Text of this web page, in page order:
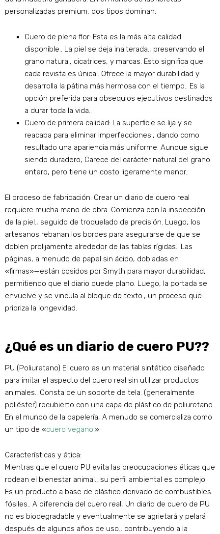
personalizadas premium, dos tipos dominan:
Cuero de plena flor: Esta es la más alta calidad
disponible.. La piel se deja inalterada., preservando el
grano natural, cicatrices, y marcas. Esto significa que
cada revista es única.. Ofrece la mayor durabilidad y
desarrolla la pátina más hermosa con el tiempo.. Es la
opción preferida para obsequios ejecutivos destinados
a durar toda la vida..
Cuero de primera calidad: La superficie se lija y se
reacaba para eliminar imperfecciones., dando como
resultado una apariencia más uniforme. Aunque sigue
siendo duradero, Carece del carácter natural del grano
entero, pero tiene un costo ligeramente menor..
El proceso de fabricación: Crear un diario de cuero real
requiere mucha mano de obra. Comienza con la inspección
de la piel., seguido de troquelado de precisión. Luego, los
artesanos rebanan los bordes para asegurarse de que se
doblen prolijamente alrededor de las tablas rígidas.. Las
páginas, a menudo de papel sin ácido, dobladas en
«firmas»—están cosidos por Smyth para mayor durabilidad,
permitiendo que el diario quede plano. Luego, la portada se
envuelve y se vincula al bloque de texto., un proceso que
prioriza la longevidad.
¿Qué es un diario de cuero PU??
PU (Poliuretano) El cuero es un material sintético diseñado
para imitar el aspecto del cuero real sin utilizar productos
animales.. Consta de un soporte de tela. (generalmente
poliéster) recubierto con una capa de plástico de poliuretano.
En el mundo de la papelería, A menudo se comercializa como
un tipo de «cuero vegano.»
Características y ética:
Mientras que el cuero PU evita las preocupaciones éticas que
rodean el bienestar animal., su perfil ambiental es complejo.
Es un producto a base de plástico derivado de combustibles
fósiles.. A diferencia del cuero real, Un diario de cuero de PU
no es biodegradable y eventualmente se agrietará y pelará
después de algunos años de uso., contribuyendo a la